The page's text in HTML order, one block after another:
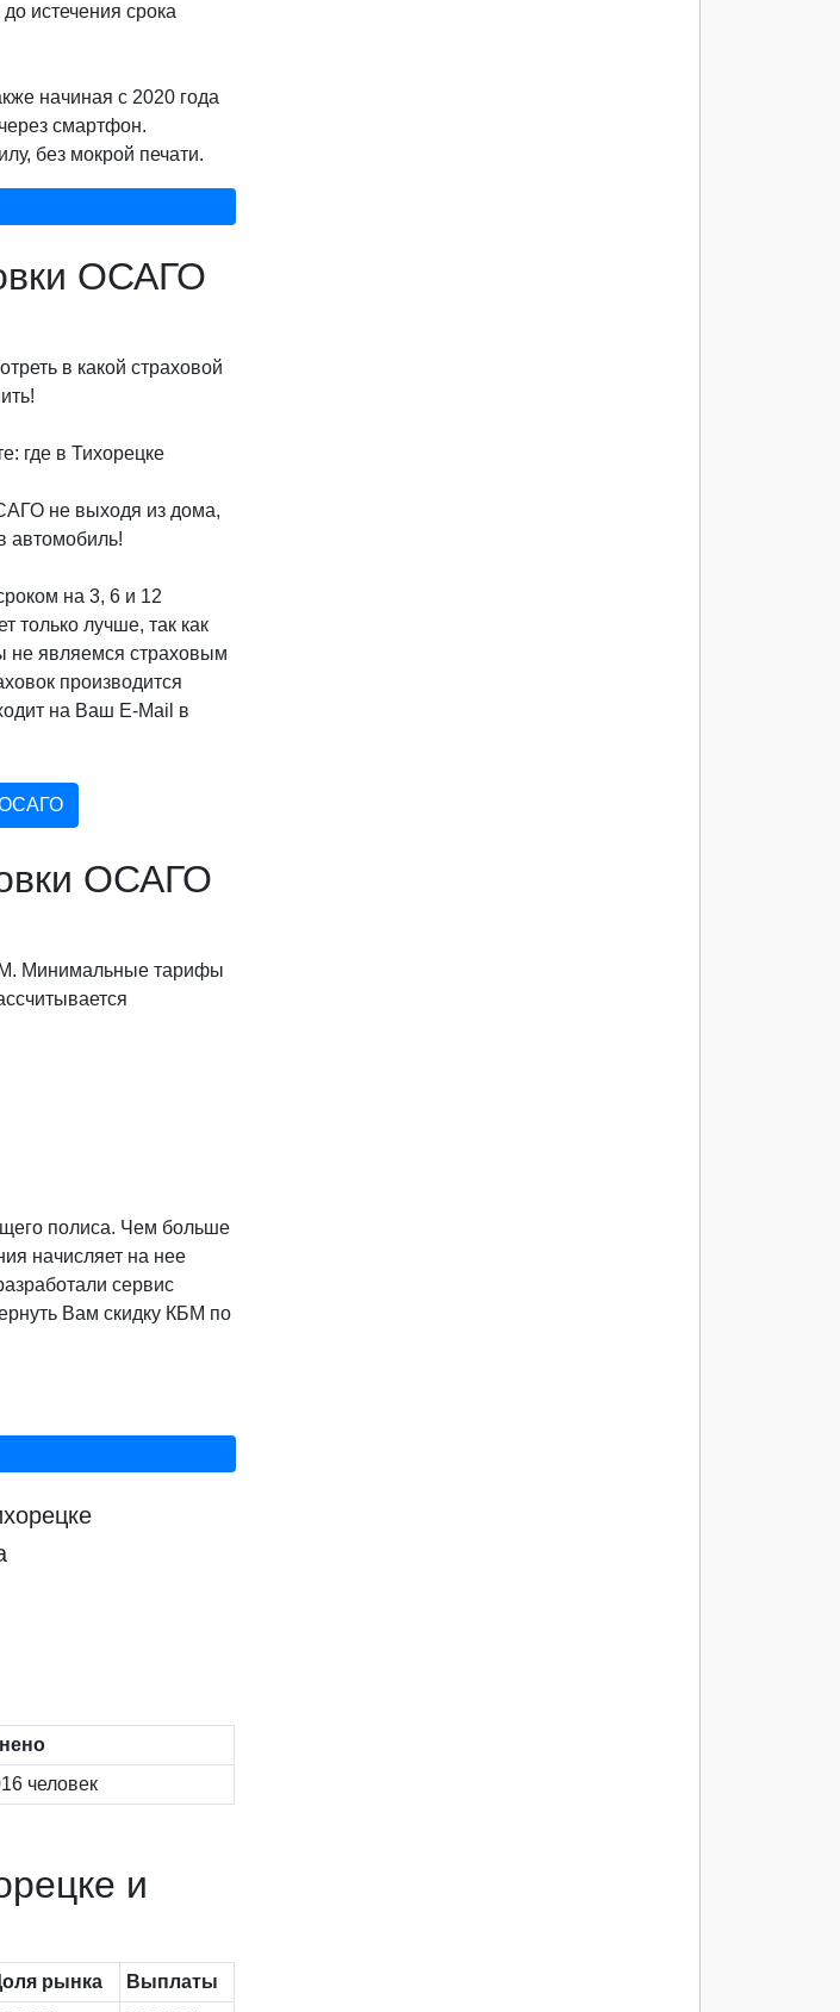
истечения срока
начиная с 2020 года
смартфон.
без мокрой печати.
ОСАГО
в какой страховой
где в Тихорецке
не выходя из дома,
автомобиль!
на 3, 6 и 12
только лучше, так как
не являемся страховым
производится
на Ваш E-Mail в
ОСАГО
ОСАГО
Минимальные тарифы
полиса. Чем больше
начисляет на нее
сервис
Вам скидку КБМ по
человек
и
рынка
Выплаты